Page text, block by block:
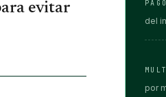
evitar
del
por